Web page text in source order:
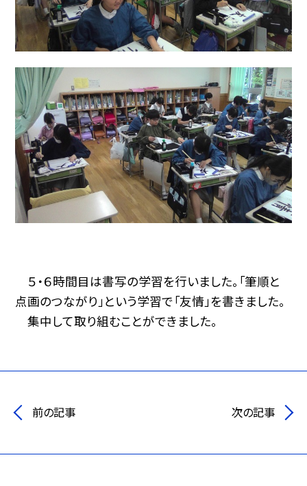
５・６時間目は書写の学習を行いました。「筆順と
点画のつながり」という学習で「友情」を書きました。
集中して取り組むことができました。
前の記事 次の記事